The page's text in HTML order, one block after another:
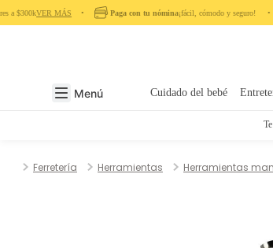
a $300kVER MÁS‎ ‎ ‎ ‎ •‎ ‎ ‎ ‎ Paga con tu nómina¡fácil, cómodo y seguro! ‎ ‎ ‎ ‎ •‎ ‎ ‎ ‎
Menú Cuidado del bebé
Ferretería Herramientas Herramientas